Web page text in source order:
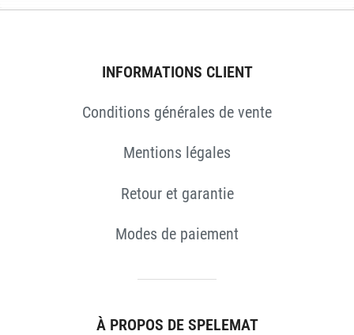
INFORMATIONS CLIENT
Conditions générales de vente
Mentions légales
Retour et garantie
Modes de paiement
À PROPOS DE SPELEMAT